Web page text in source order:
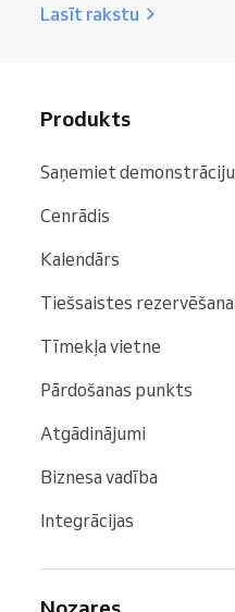
Lasīt rakstu
Produkts
Saņemiet demonstrāciju
Cenrādis
Kalendārs
Tiešsaistes rezervēšana
Tīmekļa vietne
Pārdošanas punkts
Atgādinājumi
Biznesa vadība
Integrācijas